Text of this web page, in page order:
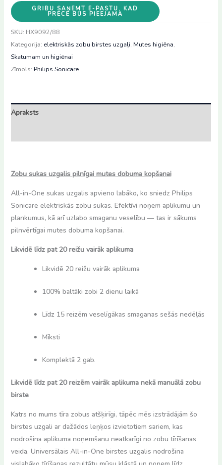
GRIBU SAŅEMT E-PASTU, KAD
PRECE BŪS PIEEJAMA
SKU: HX9092/88
Kategorija: elektriskās zobu birstes uzgaļi, Mutes higiēna,
Skatumam un higiēnai
Zīmols: Philips Sonicare
Apraksts
Zobu sukas uzgalis pilnīgai mutes dobuma kopšanai
All-in-One sukas uzgalis apvieno labāko, ko sniedz Philips
Sonicare elektriskās zobu sukas. Efektīvi noņem aplikumu un
plankumus, kā arī uzlabo smaganu veselību — tas ir sākums
pilnvērtīgai mutes dobuma kopšanai.
Likvidē līdz pat 20 reižu vairāk aplikuma
Likvidē 20 reižu vairāk aplikuma
100% baltāki zobi 2 dienu laikā
Līdz 15 reizēm veselīgākas smaganas sešās nedēļās
Mīksti
Komplektā 2 gab.
Likvidē līdz pat 20 reizēm vairāk aplikuma nekā manuālā zobu
birste
Katrs no mums tīra zobus atšķirīgi, tāpēc mēs izstrādājām šo
birstes uzgali ar dažādos leņķos izvietotiem sariem, kas
nodrošina aplikuma noņemšanu neatkarīgi no zobu tīrīšanas
veida. Universālais All-in-One birstes uzgalis nodrošina